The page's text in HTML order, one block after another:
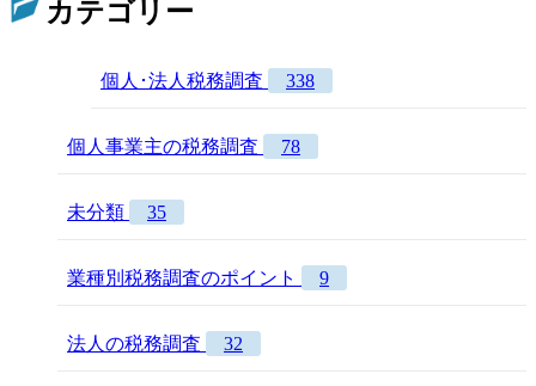
カテゴリー
個人･法人税務調査 338
個人事業主の税務調査 78
未分類 35
業種別税務調査のポイント 9
法人の税務調査 32